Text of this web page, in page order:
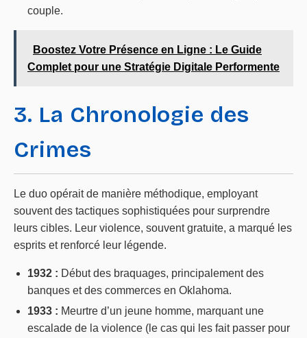
couple.
Boostez Votre Présence en Ligne : Le Guide
Complet pour une Stratégie Digitale Performente
3. La Chronologie des
Crimes
Le duo opérait de manière méthodique, employant
souvent des tactiques sophistiquées pour surprendre
leurs cibles. Leur violence, souvent gratuite, a marqué les
esprits et renforcé leur légende.
1932 : Début des braquages, principalement des
banques et des commerces en Oklahoma.
1933 : Meurtre d’un jeune homme, marquant une
escalade de la violence (le cas qui les fait passer pour